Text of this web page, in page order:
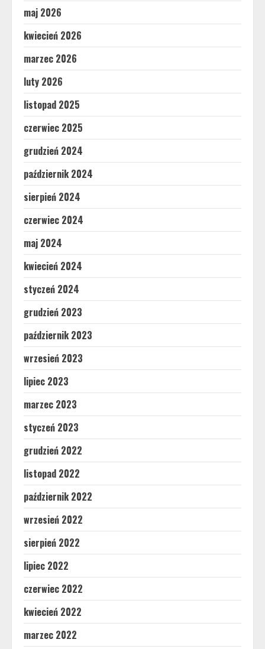
maj 2026
kwiecień 2026
marzec 2026
luty 2026
listopad 2025
czerwiec 2025
grudzień 2024
październik 2024
sierpień 2024
czerwiec 2024
maj 2024
kwiecień 2024
styczeń 2024
grudzień 2023
październik 2023
wrzesień 2023
lipiec 2023
marzec 2023
styczeń 2023
grudzień 2022
listopad 2022
październik 2022
wrzesień 2022
sierpień 2022
lipiec 2022
czerwiec 2022
kwiecień 2022
marzec 2022